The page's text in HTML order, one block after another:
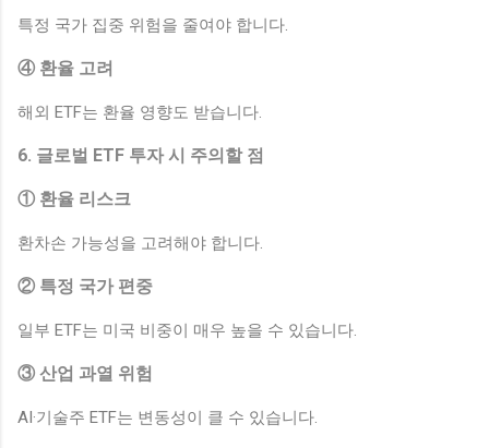
특정 국가 집중 위험을 줄여야 합니다.
④ 환율 고려
해외 ETF는 환율 영향도 받습니다.
6. 글로벌 ETF 투자 시 주의할 점
① 환율 리스크
환차손 가능성을 고려해야 합니다.
② 특정 국가 편중
일부 ETF는 미국 비중이 매우 높을 수 있습니다.
③ 산업 과열 위험
AI·기술주 ETF는 변동성이 클 수 있습니다.